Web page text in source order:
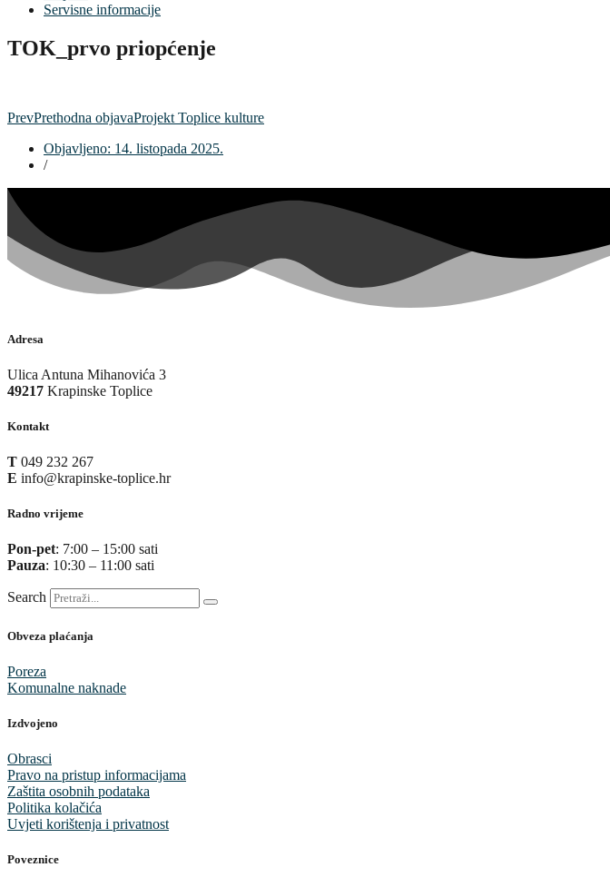
Servisne informacije
TOK_prvo priopćenje
PrevPrethodna objavaProjekt Toplice kulture
Objavljeno: 14. listopada 2025.
/
Adresa
Ulica Antuna Mihanovića 3
49217 Krapinske Toplice
Kontakt
T 049 232 267
E info@krapinske-toplice.hr
Radno vrijeme
Pon-pet: 7:00 – 15:00 sati
Pauza: 10:30 – 11:00 sati
Search
Obveza plaćanja
Poreza
Komunalne naknade
Izdvojeno
Obrasci
Pravo na pristup informacijama
Zaštita osobnih podataka
Politika kolačića
Uvjeti korištenja i privatnost
Poveznice